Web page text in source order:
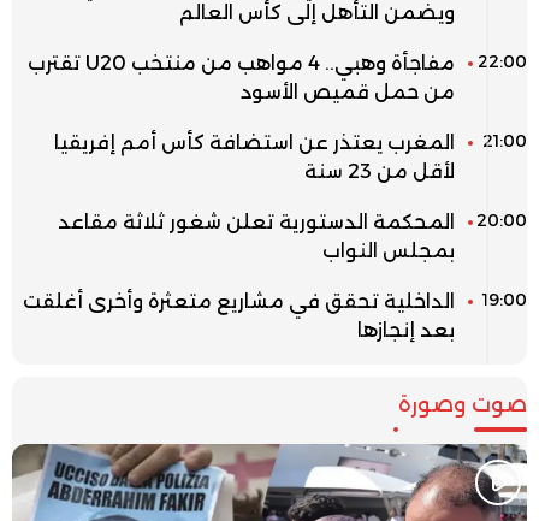
ويضمن التأهل إلى كأس العالم
22:00
مفاجأة وهبي.. 4 مواهب من منتخب U20 تقترب
من حمل قميص الأسود
21:00
المغرب يعتذر عن استضافة كأس أمم إفريقيا
لأقل من 23 سنة
20:00
المحكمة الدستورية تعلن شغور ثلاثة مقاعد
بمجلس النواب
19:00
الداخلية تحقق في مشاريع متعثرة وأخرى أغلقت
بعد إنجازها
صوت وصورة